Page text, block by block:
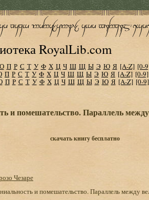
RoyalLib.com
О П Р С Т У Ф Х Ц Ч Ш Щ Ы Э Ю Я [A-Z] [0-
П Р С Т У Ф Х Ц Ч Ш Щ Ы Э Ю Я [A-Z] [0-9]
П Р С Т У Ф Х Ц Ч Ш Щ Ы Э Ю Я [A-Z] [0-9]
и помешательство. Параллель
скачать книгу бесплатно
Чезаре
и помешательство. Параллель между